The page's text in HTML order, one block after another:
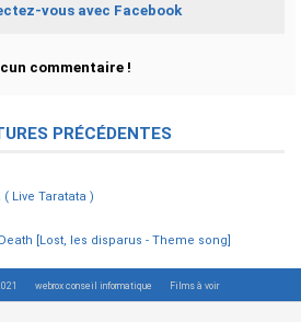
vous avec Facebook
commentaire !
PRÉCÉDENTES
( Live Taratata )
[Lost, les disparus - Theme song]
webrox conseil informatique Films à voir